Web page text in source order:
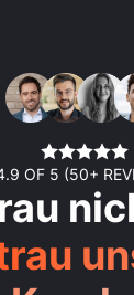
OF 5 (50+